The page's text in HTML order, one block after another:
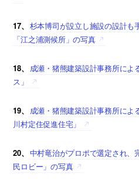
17、 杉本博司が設立し施設の設計も
「江之浦測候所」の写真
18、
成瀬・猪熊建築設計事務所によ
ス」
19、
成瀬・猪熊建築設計事務所によ
川村定住促進住宅」
20、 中村竜治がプロポで選定され、
民ロビー」の写真